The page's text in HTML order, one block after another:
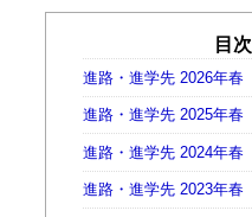
目次
進路・進学先 2026年春
進路・進学先 2025年春
進路・進学先 2024年春
進路・進学先 2023年春